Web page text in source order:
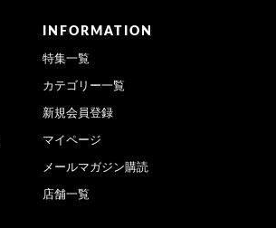
INFORMATION
特集一覧
カテゴリー一覧
新規会員登録
マイページ
メールマガジン購読
店舗一覧